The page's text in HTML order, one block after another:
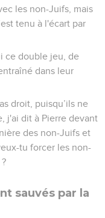
les non-Juifs, mais
tenu à l'écart par
ce double jeu, de
dans leur
droit, puisqu’ils ne
j'ai dit à Pierre devant
des non-Juifs et
tu forcer les non-
sauvés par la